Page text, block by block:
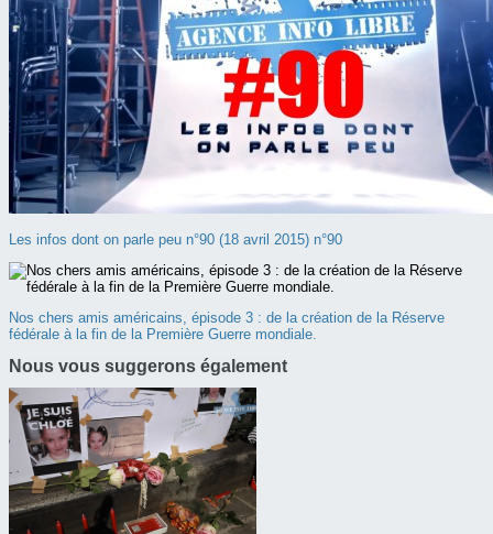
Les infos dont on parle peu n°90 (18 avril 2015) n°90
Nos chers amis américains, épisode 3 : de la création de la Réserve
fédérale à la fin de la Première Guerre mondiale.
Nous vous suggerons également